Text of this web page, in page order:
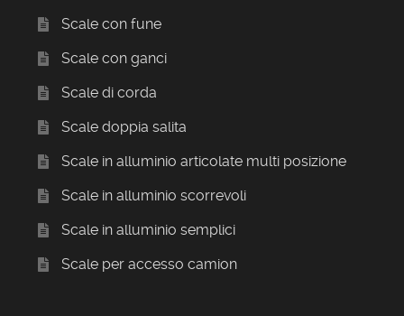
Scale con fune
Scale con ganci
Scale di corda
Scale doppia salita
Scale in alluminio articolate multi posizione
Scale in alluminio scorrevoli
Scale in alluminio semplici
Scale per accesso camion